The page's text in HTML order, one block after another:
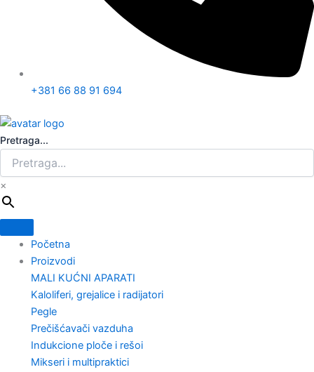
+381 66 88 91 694
Pretraga...
×
Početna
Proizvodi
MALI KUĆNI APARATI
Kaloliferi, grejalice i radijatori
Pegle
Prečišćavači vazduha
Indukcione ploče i rešoi
Mikseri i multipraktici